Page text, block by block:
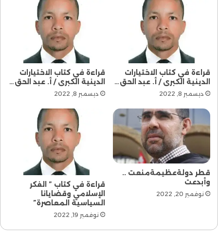
قراءة في كتاب الاختيارات
الدينية الكبرى / أ. عبد الحق…
ديسمبر 8, 2022
قراءة في كتاب الاختيارات
الدينية الكبرى / أ. عبد الحق…
ديسمبر 8, 2022
قطر دولةعظيمةمنعت ..
وأبدعت
نوفمبر 20, 2022
قراءة في كتاب ” الفكر
الإسلامي وقضايانا
السياسية المعاصرة”
نوفمبر 19, 2022